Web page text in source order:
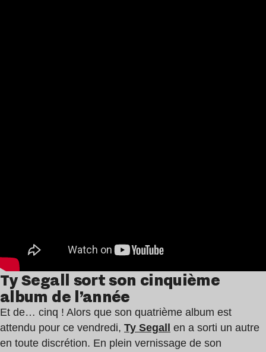
Ty Segall sort son cinquième
album de l’année
Et de… cinq ! Alors que son quatrième album est
attendu pour ce vendredi, Ty Segall
en a sorti un autre
en toute discrétion. En plein vernissage de son